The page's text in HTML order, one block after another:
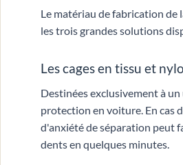
Le matériau de fabrication de
les trois grandes solutions
Les cages en tissu et
Destinées exclusivement à
protection en voiture. En cas
d'anxiété de séparation peut
dents en quelques minutes.